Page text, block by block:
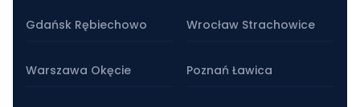
Gdańsk Rębiechowo Wrocław Strachowice
Warszawa Okęcie Poznań Ławica